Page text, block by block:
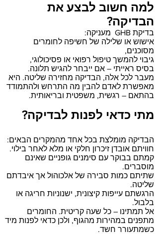
למה חשוב לבצע את
הבדיקה?
בדיקת GHB מעניקה:
אישוש או שלילה של חשיפה לחומרים
מסוכנים,
גיבוי להמשך טיפול רפואי או פסיכולוגי,
בסיס ראייתי – אם ייבחר להגיש תלונה.
מעבר לכל אלה, הבדיקה מחזירה שליטה. היא
מאפשרת לאדם להבין מה התרחש ולהתמודד
בהתאם – רגשית, משפטית ובריאותית.
מתי כדאי לפנות לבדיקה?
הבדיקה מומלצת בכל אחד מהמקרים הבאים:
חוויתם אובדן זיכרון חלקי או מלא לאחר בילוי.
קמתם בבוקר עם סימנים גופניים שאינם
מוסברים.
שתיתם כמות סבירה של אלכוהול אך איבדתם
שליטה.
הרגשתם עייפות קיצונית, ישנוניות חריגה או
בלבול.
אל תמתינו – כל שעה קריטית. החומרים
מתפנים במהירות מהגוף, ולכן כדאי לפנות מיד
כשמתעורר חשד.